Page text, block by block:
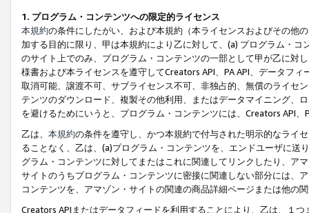
1. プログラム・コンテンツへの限定的ライセンス
本規約の条件にしたがい、および本規約（本ライセンスおよびその他
加する目的に限り、甲は本規約により乙に対して、(a) プログラム・
のサイト上でのみ、プログラム・コンテンツの一部として甲が乙に対
様書および本ライセンスを遵守してCreators API、PA API、データフ
取消可能、譲渡不可、サブライセンス不可、非独占的、無償のライセ
テンツのダウンロード、複製その他利用、またはデータマイニング、
を避けるためにいうと、プログラム・コンテンツには、Creators API
乙は、 本規約の条件を遵守し、かつ本規約で付与された明示的なライ
ることなく、乙は、(a)プログラム・コンテンツを、エンドユーザに
グラム・コンテンツに対してまたはこれに関連してリンクしたり、ア
サイトのうちプログラム・コンテンツに密接に関連しない部分には、
コンテンツを、アマゾン・サイトの関連の商品詳細ページまたは他の
Creators APIまたはデータフィードを利用することにより、乙は、１